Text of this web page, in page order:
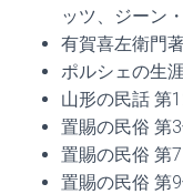
ッツ、ジーン
有賀喜左衛門
ポルシェの生
山形の民話 第
置賜の民俗 第
置賜の民俗 第
置賜の民俗 第